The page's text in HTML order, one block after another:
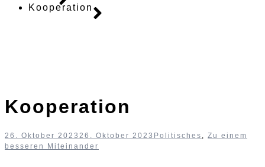
Kooperation
Kooperation
26. Oktober 2023 26. Oktober 2023 Politisches , Zu einem
besseren Miteinander